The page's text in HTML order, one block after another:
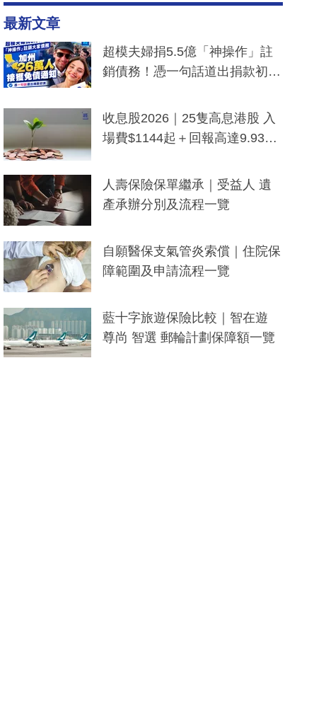
最新文章
超模夫婦捐5.5億「神操作」註
銷債務！憑一句話道出捐款初
一度被誤當詐騙手段
收息股2026｜25隻高息港股 入
場費$1144起＋回報高達9.93
人壽保險保單繼承｜受益人 遺
產承辦分別及流程一覽
自願醫保支氣管炎索償｜住院保
障範圍及申請流程一覽
藍十字旅遊保險比較｜智在遊
尊尚 智選 郵輪計劃保障額一覽